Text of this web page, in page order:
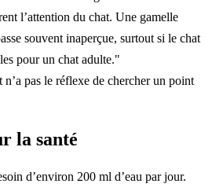
l’attention du chat. Une gamelle
souvent inaperçue, surtout si le chat
pour un chat adulte."
pas le réflexe de chercher un point
la santé
d’environ 200 ml d’eau par jour.